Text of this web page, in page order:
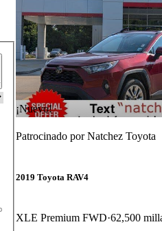
¡Nuevo!
Patrocinado porNatchez Toyota
2019 Toyota RAV4
XLE Premium FWD 62,500